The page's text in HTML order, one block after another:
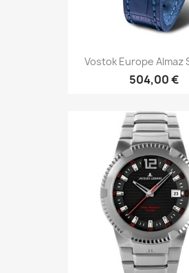
Vostok Europe Almaz
504,00 €